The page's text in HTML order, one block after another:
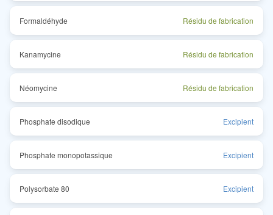
Formaldéhyde Résidu de fabrication
Kanamycine Résidu de fabrication
Néomycine Résidu de fabrication
Phosphate disodique Excipient
Phosphate monopotassique Excipient
Polysorbate 80 Excipient